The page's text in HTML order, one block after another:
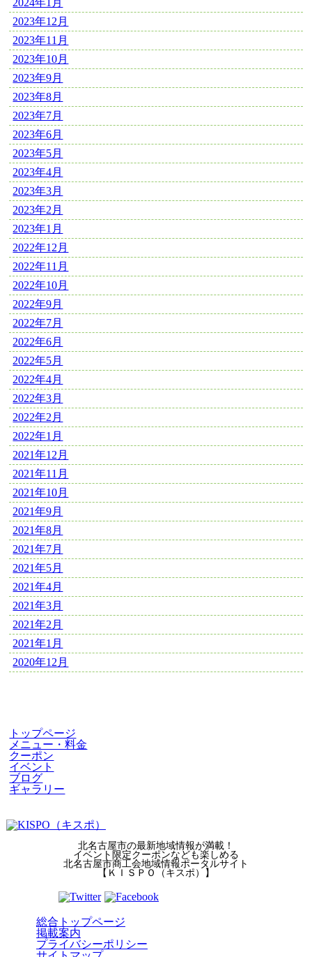
2024年1月
2023年12月
2023年11月
2023年10月
2023年9月
2023年8月
2023年7月
2023年6月
2023年5月
2023年4月
2023年3月
2023年2月
2023年1月
2022年12月
2022年11月
2022年10月
2022年9月
2022年7月
2022年6月
2022年5月
2022年4月
2022年3月
2022年2月
2022年1月
2021年12月
2021年11月
2021年10月
2021年9月
2021年8月
2021年7月
2021年5月
2021年4月
2021年3月
2021年2月
2021年1月
2020年12月
トップページ
メニュー・料金
クーポン
イベント
ブログ
ギャラリー
北名古屋市の最新地域情報が満載！
イベント限定クーポンなども楽しめる
北名古屋市商工会地域情報ポータルサイト
【ＫＩＳＰＯ（キスポ）】
総合トップページ
掲載案内
プライバシーポリシー